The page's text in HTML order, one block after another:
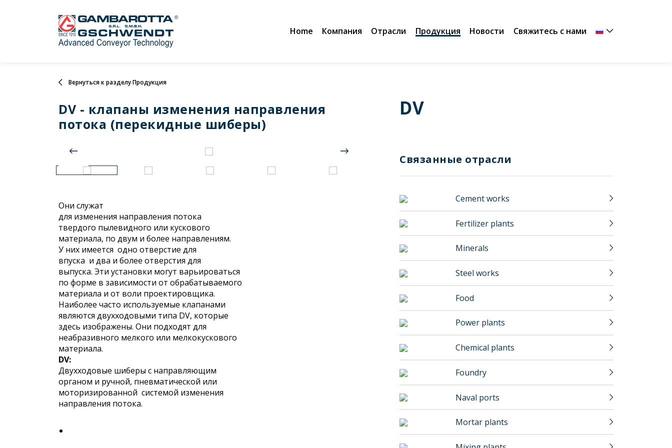
Home Компания Отрасли Продукция Новости Свяжитесь с нами
Вернуться к разделу Продукция
DV - клапаны изменения направления
потока (перекидные шиберы)
Они служат
для изменения направления потока
твердого пылевидного или кускового
материала, по двум и более направлениям.
У них имеется одно отверстие для
впуска и два и более отверстия для
выпуска. Эти установки могут варьироваться
по форме в зависимости от обрабатываемого
материала и от воли проектировщика.
Наиболее часто используемые клапанами
являются двухходовыми типа DV, которые
здесь изображены. Они подходят для
неабразивного мелкого или мелкокускового
материала.
DV:
Двухходовые шиберы с направляющим
органом и ручной, пневматической или
моторизированной системой изменения
направления потока.
DV
Связанные отрасли
Cement works
Fertilizer plants
Minerals
Steel works
Food
Power plants
Chemical plants
Foundry
Naval ports
Mortar plants